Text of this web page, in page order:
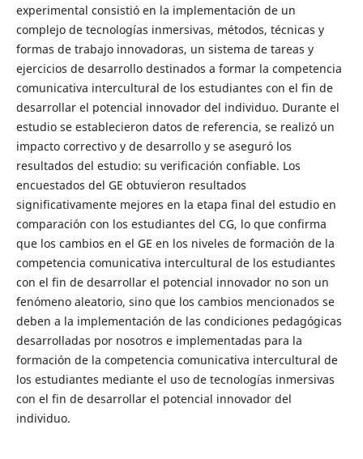
experimental consistió en la implementación de un
complejo de tecnologías inmersivas, métodos, técnicas y
formas de trabajo innovadoras, un sistema de tareas y
ejercicios de desarrollo destinados a formar la competencia
comunicativa intercultural de los estudiantes con el fin de
desarrollar el potencial innovador del individuo. Durante el
estudio se establecieron datos de referencia, se realizó un
impacto correctivo y de desarrollo y se aseguró los
resultados del estudio: su verificación confiable. Los
encuestados del GE obtuvieron resultados
significativamente mejores en la etapa final del estudio en
comparación con los estudiantes del CG, lo que confirma
que los cambios en el GE en los niveles de formación de la
competencia comunicativa intercultural de los estudiantes
con el fin de desarrollar el potencial innovador no son un
fenómeno aleatorio, sino que los cambios mencionados se
deben a la implementación de las condiciones pedagógicas
desarrolladas por nosotros e implementadas para la
formación de la competencia comunicativa intercultural de
los estudiantes mediante el uso de tecnologías inmersivas
con el fin de desarrollar el potencial innovador del
individuo.